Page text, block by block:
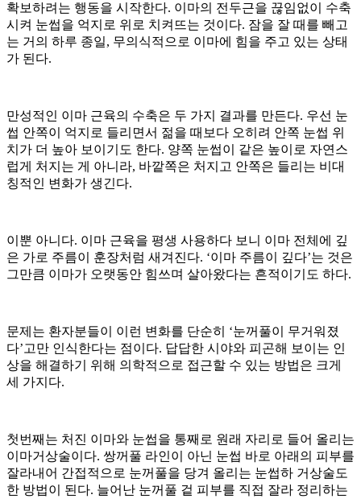
확보하려는 행동을 시작한다. 이마의 전두근을 끊임없이 수축
시켜 눈썹을 억지로 위로 치켜뜨는 것이다. 잠을 잘 때를 빼고
는 거의 하루 종일, 무의식적으로 이마에 힘을 주고 있는 상태
가 된다.
만성적인 이마 근육의 수축은 두 가지 결과를 만든다. 우선 눈
썹 안쪽이 억지로 들리면서 젊을 때보다 오히려 안쪽 눈썹 위
치가 더 높아 보이기도 한다. 양쪽 눈썹이 같은 높이로 자연스
럽게 처지는 게 아니라, 바깥쪽은 처지고 안쪽은 들리는 비대
칭적인 변화가 생긴다.
이뿐 아니다. 이마 근육을 평생 사용하다 보니 이마 전체에 깊
은 가로 주름이 훈장처럼 새겨진다. ‘이마 주름이 깊다’는 것은
그만큼 이마가 오랫동안 힘쓰며 살아왔다는 흔적이기도 하다.
문제는 환자분들이 이런 변화를 단순히 ‘눈꺼풀이 무거워졌
다’고만 인식한다는 점이다. 답답한 시야와 피곤해 보이는 인
상을 해결하기 위해 의학적으로 접근할 수 있는 방법은 크게
세 가지다.
첫번째는 처진 이마와 눈썹을 통째로 원래 자리로 들어 올리는
이마거상술이다. 쌍꺼풀 라인이 아닌 눈썹 바로 아래의 피부를
잘라내어 간접적으로 눈꺼풀을 당겨 올리는 눈썹하 거상술도
한 방법이 된다. 늘어난 눈꺼풀 겉 피부를 직접 잘라 정리하는